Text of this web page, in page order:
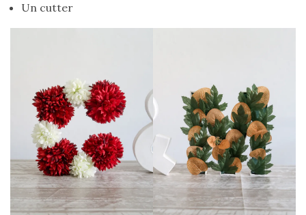
légers
tendance
pour
l’été
23/05/2026
Un cutter